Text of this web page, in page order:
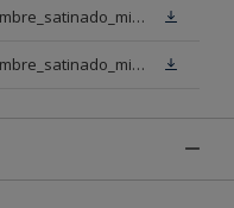
ficha_seguridad_pr_es_es_cumbre_satinado_mix_bb.pdf
ficha_seguridad_pr_es_es_cumbre_satinado_mix_bn.pdf